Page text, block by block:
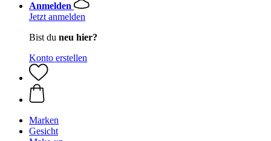
Anmelden
Jetzt anmelden
Bist du neu hier?
Konto erstellen
Marken
Gesicht